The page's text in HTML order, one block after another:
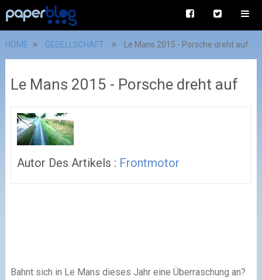
HOME GESELLSCHAFT Le Mans 2015 - Porsche dreht auf
Le Mans 2015 - Porsche dreht auf
Autor Des Artikels : Frontmotor
Bahnt sich in Le Mans dieses Jahr eine Überraschung an?